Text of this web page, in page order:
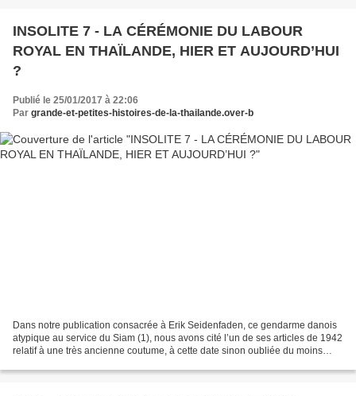
INSOLITE 7 - LA CÉRÉMONIE DU LABOUR
ROYAL EN THAÏLANDE, HIER ET AUJOURD’HUI
?
Publié le 25/01/2017 à 22:06
Par grande-et-petites-histoires-de-la-thailande.over-b
Dans notre publication consacrée à Erik Seidenfaden, ce gendarme danois
atypique au service du Siam (1), nous avons cité l’un de ses articles de 1942
relatif à une très ancienne coutume, à cette date sinon oubliée du moins